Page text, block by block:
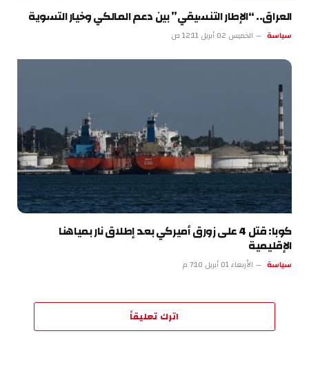
العراق.. “الإطار التنسيقي” بين دعم المالكي وخيار التسوية
سياسة الخميس 02 أبريل 12:11 ص
كوبا: قتل 4 على زورق أميركي بعد إطلاق نار بمياهنا
الإقليمية
سياسة الأربعاء 01 أبريل 7:10 م
اترك تعليقاً